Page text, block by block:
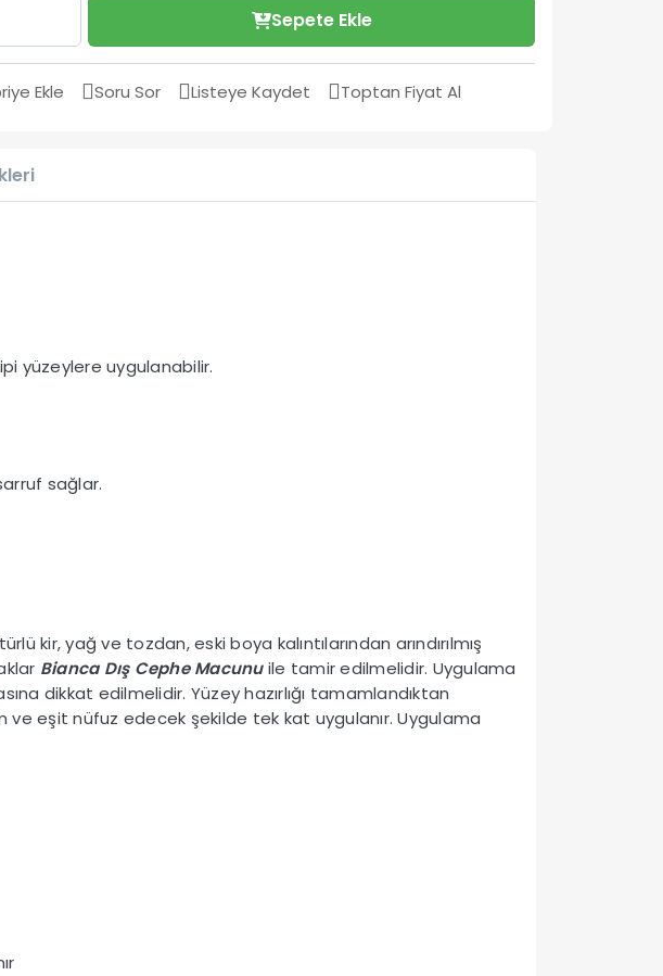
Sepete Ekle
Ekle Soru Sor Listeye Kaydet Toptan Fiyat Al
yüzeylere uygulanabilir.
sağlar.
kir, yağ ve tozdan, eski boya kalıntılarından arındırılmış
Bianca Dış Cephe Macunuile tamir edilmelidir. Uygulama
dikkat edilmelidir. Yüzey hazırlığı tamamlandıktan
ve eşit nüfuz edecek şekilde tek kat uygulanır. Uygulama